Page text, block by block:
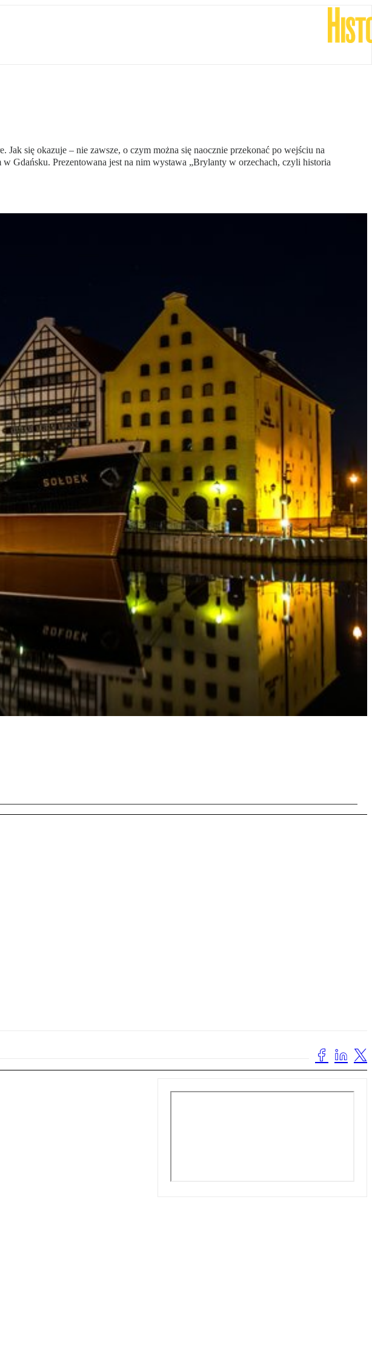
się okazuje – nie zawsze, o czym można się naocznie przekonać po wejściu na
Gdańsku. Prezentowana jest na nim wystawa „Brylanty w orzechach, czyli historia